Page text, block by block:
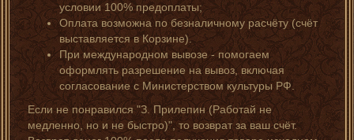
условии 100% предоплаты;
Оплата возможна по безналичному расчёту (счёт
выставляется в Корзине).
При международном вывозе - помогаем
оформлять разрешение на вывоз, включая
согласование с Министерством культуры РФ.
Если не понравился "З. Прилепин (Работай не
медленно, но и не быстро)", то возврат за ваш счёт.